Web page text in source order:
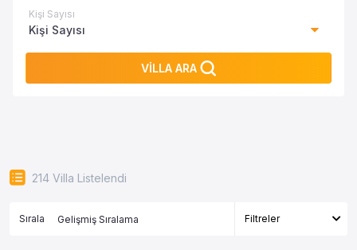
Kişi Sayısı
Kişi Sayısı
VİLLA ARA
214 Villa Listelendi
Sırala Filtreler